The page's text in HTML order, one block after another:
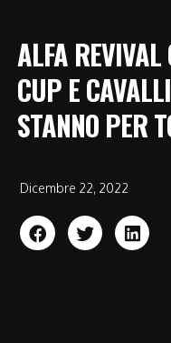
ALFA REVIVAL
CUP E
STANNO PER
Dicembre 22, 2022